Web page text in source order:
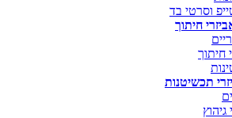
וסרטי בד
חיתוך
חיתוך
תכשיטנות
גיהוץ